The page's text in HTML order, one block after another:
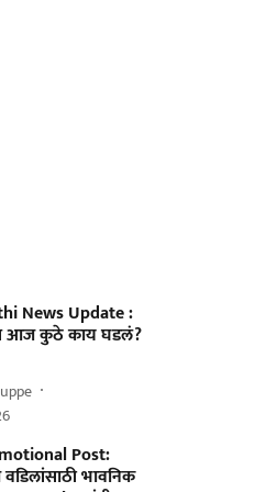
News Update :
आज कुठे काय घडलं?
Post:
भावनिक